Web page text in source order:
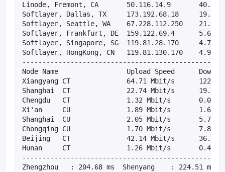
Linode, Fremont, CA       50.116.14.9
Softlayer, Dallas, TX     173.192.68.18
Softlayer, Seattle, WA    67.228.112.250
Softlayer, Frankfurt, DE  159.122.69.4
Softlayer, Singapore, SG  119.81.28.170
Softlayer, HongKong, CN   119.81.130.170
Node Name                 Upload Speed
Xiangyang CT              64.71 Mbit/s      122.66
Shanghai  CT              22.74 Mbit/s      19.48
Chengdu   CT              1.32 Mbit/s       0.00
Xi'an     CU              1.89 Mbit/s       1.67
Shanghai  CU              2.05 Mbit/s       5.77
Chongqing CU              1.70 Mbit/s       7.80
Beijing   CT              42.14 Mbit/s      36.08
Hunan     CT              1.26 Mbit/s       0.45
Zhengzhou   : 204.68 ms  Shenyang    : 224.51